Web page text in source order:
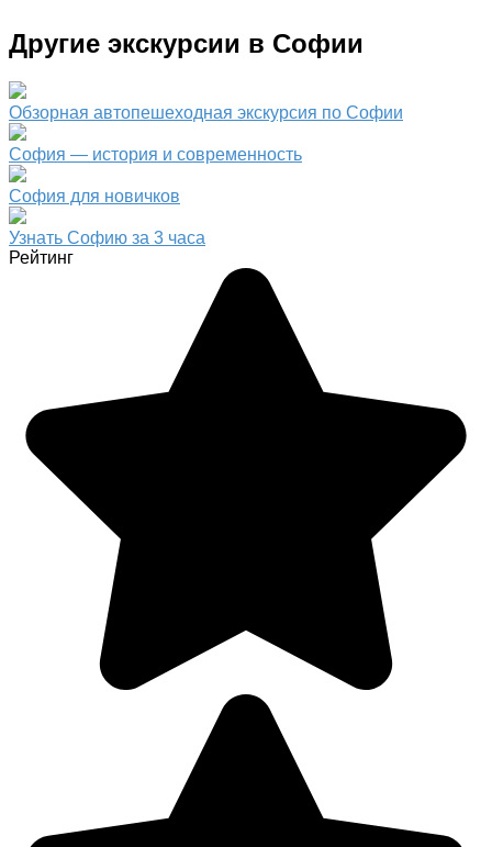
Другие экскурсии в Софии
Обзорная автопешеходная экскурсия по Софии
София — история и современность
София для новичков
Узнать Софию за 3 часа
Рейтинг